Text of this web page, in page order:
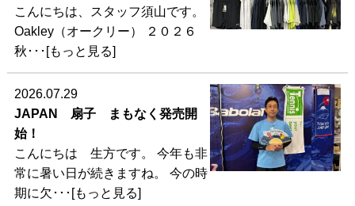
こんにちは、スタッフ須山です。
Oakley（オークリー） ２０２６
秋･･･[もっと見る]
2026.07.29
JAPAN 扇子 まもなく発売開
始！
こんにちは 生方です。 今年も非
常に暑い日が続きますね。 今の時
期に欠･･･[もっと見る]